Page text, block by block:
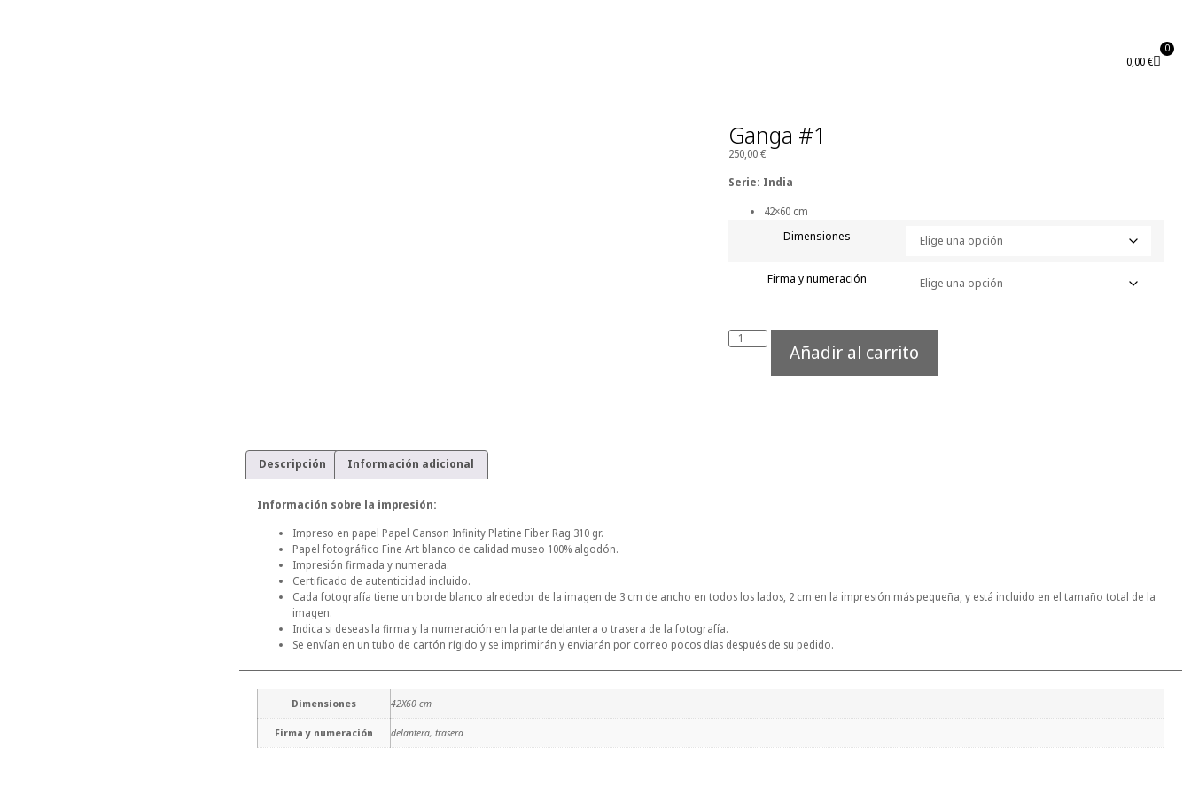
0,00€
0
Ganga #1
250,00€
Serie: India
42×60 cm
Dimensiones
Firma y numeración
Añadir al carrito
Descripción Información adicional
Información sobre la impresión:
Impreso en papel Papel Canson Infinity Platine Fiber Rag 310 gr.
Papel fotográfico Fine Art blanco de calidad museo 100% algodón.
Impresión firmada y numerada.
Certificado de autenticidad incluido.
Cada fotografía tiene un borde blanco alrededor de la imagen de 3 cm de ancho en todos los lados, 2 cm en la impresión más pequeña, y está incluido en el tamaño total de la
imagen.
Indica si deseas la firma y la numeración en la parte delantera o trasera de la fotografía.
Se envían en un tubo de cartón rígido y se imprimirán y enviarán por correo pocos días después de su pedido.
Dimensiones 42X60 cm
Firma y numeración delantera, trasera